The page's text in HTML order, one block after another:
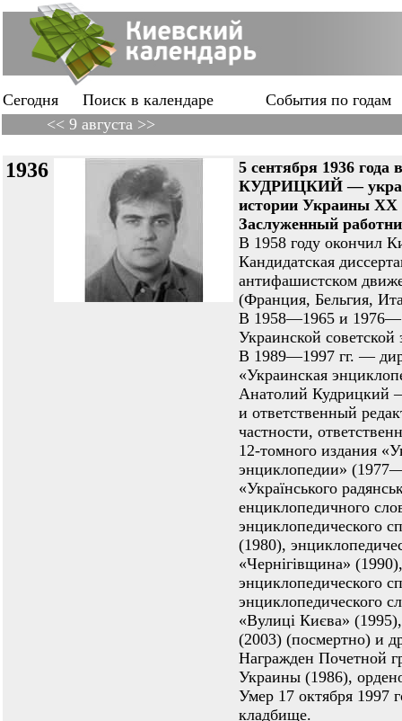
Сегодня Поиск в календаре
События по годам
<< 9 августа >>
1936
5 сентября 1936
КУДРИЦКИЙ —
истории Украины XX
Заслуженный
В 1958 году окончил
Кандидатская
антифашистском
(Франция, Бельгия,
В 1958—1965 и
Украинской
В 1989—1997 гг. —
«Украинская
Анатолий Кудрицкий
и ответственный
частности,
12-томного издания
энциклопедии»
«Українського
енциклопедичного
энциклопедического
(1980),
«Чернігівщина» (1990),
энциклопедического
энциклопедического
«Вулиці Києва»
(2003) (посмертно) и
Награжден Почетной
Украины (1986),
Умер 17 октября 1997
кладбище.